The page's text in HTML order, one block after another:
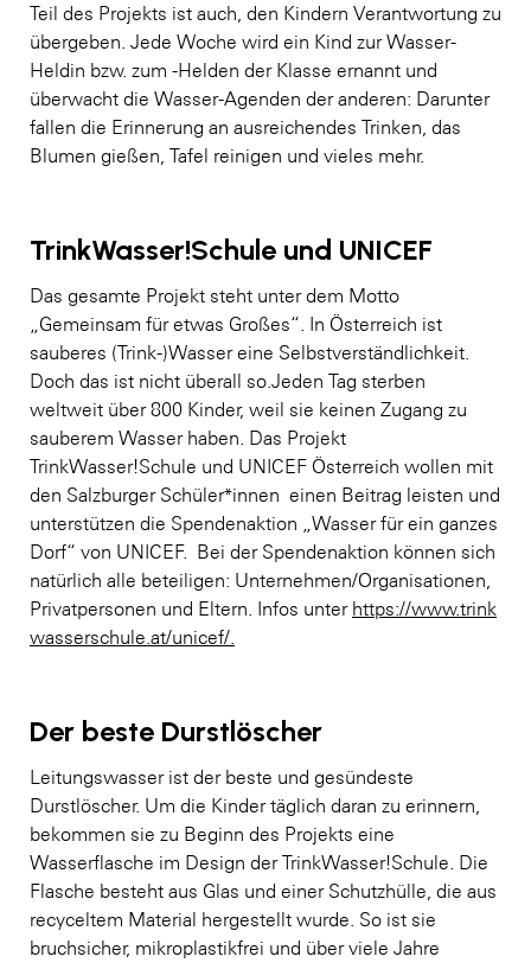
Teil des Projekts ist auch, den Kindern Verantwortung zu
übergeben. Jede Woche wird ein Kind zur Wasser-
Heldin bzw. zum -Helden der Klasse ernannt und
überwacht die Wasser-Agenden der anderen: Darunter
fallen die Erinnerung an ausreichendes Trinken, das
Blumen gießen, Tafel reinigen und vieles mehr.
TrinkWasser!Schule und UNICEF
Das gesamte Projekt steht unter dem Motto
„Gemeinsam für etwas Großes“. In Österreich ist
sauberes (Trink-)Wasser eine Selbstverständlichkeit.
Doch das ist nicht überall so.Jeden Tag sterben
weltweit über 800 Kinder, weil sie keinen Zugang zu
sauberem Wasser haben. Das Projekt
TrinkWasser!Schule und UNICEF Österreich wollen mit
den Salzburger Schüler*innen einen Beitrag leisten und
unterstützen die Spendenaktion „Wasser für ein ganzes
Dorf“ von UNICEF. Bei der Spendenaktion können sich
natürlich alle beteiligen: Unternehmen/Organisationen,
Privatpersonen und Eltern. Infos unter https://www.trink
wasserschule.at/unicef/.
Der beste Durstlöscher
Leitungswasser ist der beste und gesündeste
Durstlöscher. Um die Kinder täglich daran zu erinnern,
bekommen sie zu Beginn des Projekts eine
Wasserflasche im Design der TrinkWasser!Schule. Die
Flasche besteht aus Glas und einer Schutzhülle, die aus
recyceltem Material hergestellt wurde. So ist sie
bruchsicher, mikroplastikfrei und über viele Jahre